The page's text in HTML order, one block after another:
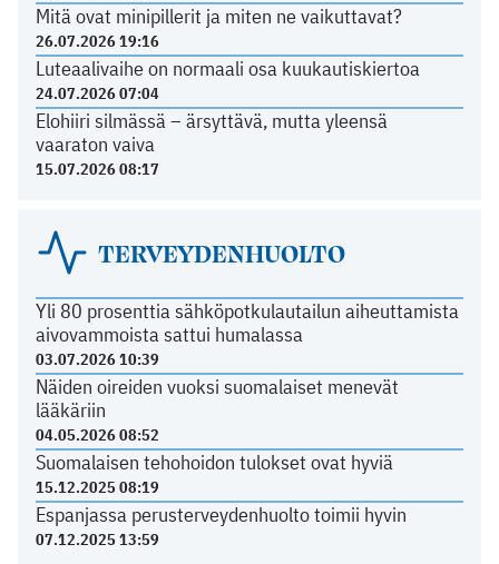
Mitä ovat minipillerit ja miten ne vaikuttavat?
26.07.2026 19:16
Luteaalivaihe on normaali osa kuukautiskiertoa
24.07.2026 07:04
Elohiiri silmässä – ärsyttävä, mutta yleensä
vaaraton vaiva
15.07.2026 08:17
TERVEYDENHUOLTO
Yli 80 prosenttia sähköpotkulautailun aiheuttamista
aivovammoista sattui humalassa
03.07.2026 10:39
Näiden oireiden vuoksi suomalaiset menevät
lääkäriin
04.05.2026 08:52
Suomalaisen tehohoidon tulokset ovat hyviä
15.12.2025 08:19
Espanjassa perusterveydenhuolto toimii hyvin
07.12.2025 13:59